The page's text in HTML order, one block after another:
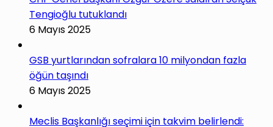
Tengioğlu tutuklandı
6 Mayıs 2025
GSB yurtlarından sofralara 10 milyondan fazla
öğün taşındı
6 Mayıs 2025
Meclis Başkanlığı seçimi için takvim belirlendi: